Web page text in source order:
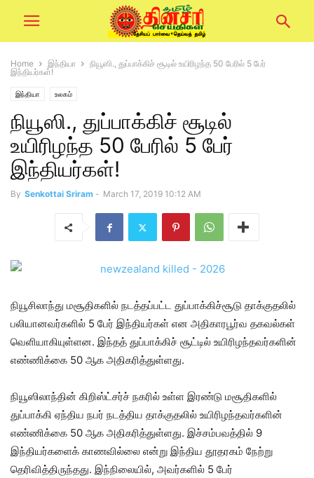
Home இந்தியா
நியூஸி., துப்பாக்கிச் சூடில் உயிரிழந்த 50 பேரில் 5 பேர்
இந்தியர்கள்!
இந்தியா உலகம்
நியூஸி., துப்பாக்கிச் சூடில்
உயிரிழந்த 50 பேரில் 5 பேர்
இந்தியர்கள்!
By Senkottai Sriram - March 17, 2019 10:12 AM
நியூசிலாந்து மசூதிகளில் நடத்தப்பட்ட துப்பாக்கிச்சூடு தாக்குதலில்
பலியானவர்களில் 5 பேர் இந்தியர்கள் என அதிகாரபூர்வ தகவல்கள்
வெளியாகியுள்ளன. இந்தத் துப்பாக்கிச் சூட்டில் உயிரிழந்தவர்களின்
எண்ணிக்கை 50 ஆக அதிகரித்துள்ளது.
நியூஸிலாந்தின் கிறிஸ்ட்சர்ச் நகரில் உள்ள இரண்டு மசூதிகளில்
துப்பாக்கி ஏந்திய நபர் நடத்திய தாக்குதலில் உயிரிழந்தவர்களின்
எண்ணிக்கை 50 ஆக அதிகரித்துள்ளது. இச்சம்பவத்தில் 9
இந்தியர்களைக் காணவில்லை என்று இந்திய தூதரகம் நேற்று
தெரிவித்திருந்தது. இந்நிலையில், அவர்களில் 5 பேர்